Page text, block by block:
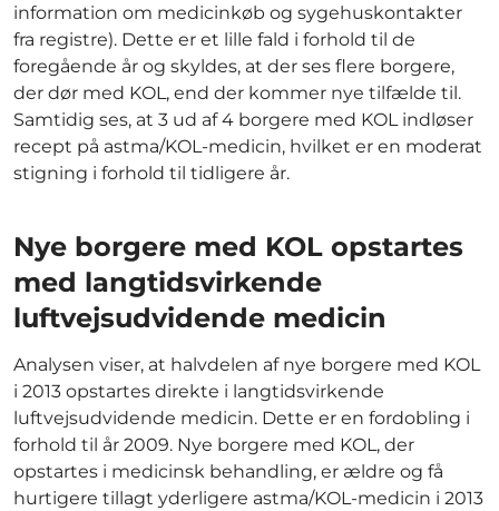
information om medicinkøb og sygehuskontakter
fra registre). Dette er et lille fald i forhold til de
foregående år og skyldes, at der ses flere borgere,
der dør med KOL, end der kommer nye tilfælde til.
Samtidig ses, at 3 ud af 4 borgere med KOL indløser
recept på astma/KOL-medicin, hvilket er en moderat
stigning i forhold til tidligere år.
Nye borgere med KOL opstartes
med langtidsvirkende
luftvejsudvidende medicin
Analysen viser, at halvdelen af nye borgere med KOL
i 2013 opstartes direkte i langtidsvirkende
luftvejsudvidende medicin. Dette er en fordobling i
forhold til år 2009. Nye borgere med KOL, der
opstartes i medicinsk behandling, er ældre og få
hurtigere tillagt yderligere astma/KOL-medicin i 2013